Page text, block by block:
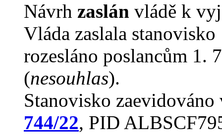
Návrh zaslán vládě k
Vláda zaslala
rozesláno poslancům 1.
(nesouhlas).
Stanovisko
744/22, PID